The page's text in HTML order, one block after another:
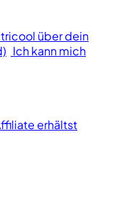
über dein
Ich kann mich
erhältst